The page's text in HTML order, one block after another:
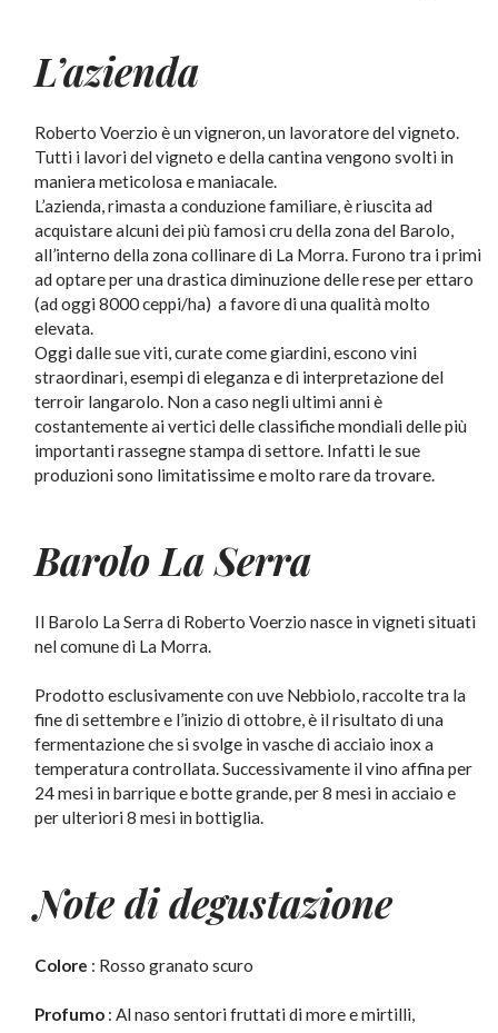
L’azienda
Roberto Voerzio è un vigneron, un lavoratore del vigneto.
Tutti i lavori del vigneto e della cantina vengono svolti in
maniera meticolosa e maniacale.
L’azienda, rimasta a conduzione familiare, è riuscita ad
acquistare alcuni dei più famosi cru della zona del Barolo,
all’interno della zona collinare di La Morra. Furono tra i primi
ad optare per una drastica diminuzione delle rese per ettaro
(ad oggi 8000 ceppi/ha) a favore di una qualità molto
elevata.
Oggi dalle sue viti, curate come giardini, escono vini
straordinari, esempi di eleganza e di interpretazione del
terroir langarolo. Non a caso negli ultimi anni è
costantemente ai vertici delle classifiche mondiali delle più
importanti rassegne stampa di settore. Infatti le sue
produzioni sono limitatissime e molto rare da trovare.
Barolo La Serra
Il Barolo La Serra di Roberto Voerzio nasce in vigneti situati
nel comune di La Morra.
Prodotto esclusivamente con uve Nebbiolo, raccolte tra la
fine di settembre e l’inizio di ottobre, è il risultato di una
fermentazione che si svolge in vasche di acciaio inox a
temperatura controllata. Successivamente il vino affina per
24 mesi in barrique e botte grande, per 8 mesi in acciaio e
per ulteriori 8 mesi in bottiglia.
Note di degustazione
Colore : Rosso granato scuro
Profumo : Al naso sentori fruttati di more e mirtilli,